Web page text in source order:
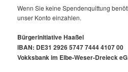
Wenn Sie keine Spendenquittung
unser Konto einzahlen.
Bürgerinitiative Haaßel
IBAN: DE31 2926 5747 7444 4107 00
Vokksbank im Elbe-Weser-Dreieck eG